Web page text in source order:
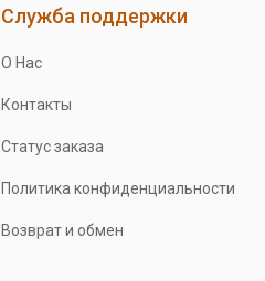
Служба поддержки
О Нас
Контакты
Статус заказа
Политика конфиденциальности
Возврат и обмен